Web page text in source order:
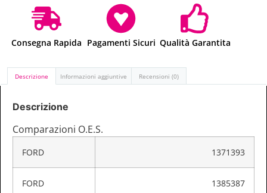
Consegna Rapida Pagamenti Sicuri Qualità Garantita
Descrizione Informazioni aggiuntive Recensioni (0)
Descrizione
Comparazioni O.E.S.
FORD 1371393
FORD 1385387